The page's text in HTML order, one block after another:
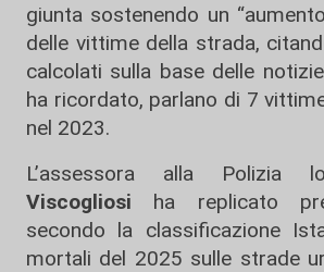
giunta sostenendo un
delle vittime della strada,
calcolati sulla base delle
ha ricordato, parlano di 7
nel 2023.
L’assessora alla Polizia
Viscogliosi ha replicato
secondo la classificazione
mortali del 2025 sulle strade